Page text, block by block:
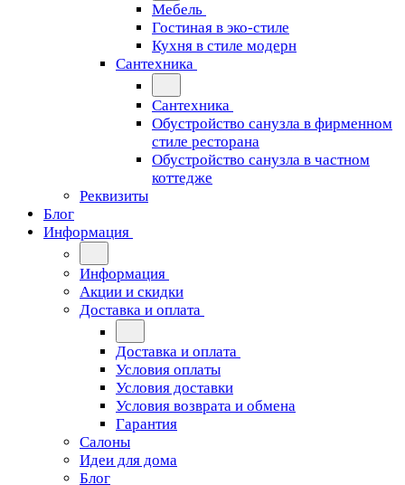
Мебель
Гостиная в эко-стиле
Кухня в стиле модерн
Сантехника
Сантехника
Обустройство санузла в фирменном
стиле ресторана
Обустройство санузла в частном
коттедже
Реквизиты
Блог
Информация
Информация
Акции и скидки
Доставка и оплата
Доставка и оплата
Условия оплаты
Условия доставки
Условия возврата и обмена
Гарантия
Салоны
Идеи для дома
Блог